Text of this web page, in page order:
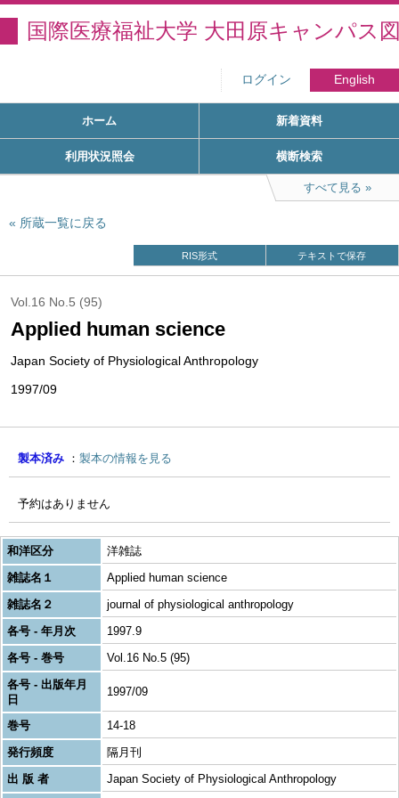
国際医療福祉大学 大田原キャンパス
ログイン English
ホーム 新着資料
利用状況照会 横断検索
すべて見る
所蔵一覧に戻る
RIS形式 テキストで保存
Vol.16 No.5 (95)
Applied human science
Japan Society of Physiological Anthropology
1997/09
製本済み 製本の情報を見る
予約はありません
和洋区分
洋雑誌
雑誌名１
Applied human science
雑誌名２
journal of physiological anthropology
各号 - 年月次
1997.9
各号 - 巻号
Vol.16 No.5 (95)
各号 - 出版年月
日
1997/09
巻号
14-18
発行頻度
隔月刊
出 版 者
Japan Society of Physiological Anthropology